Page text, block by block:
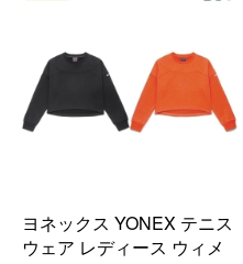
ヨネックス YONEX テニス
ウェア レディース ウィメ